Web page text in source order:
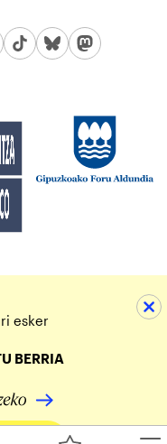
esker
BERRIA